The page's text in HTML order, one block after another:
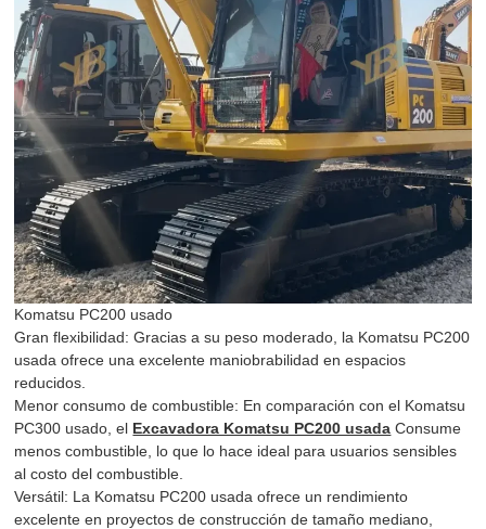
Komatsu PC200 usado
Gran flexibilidad: Gracias a su peso moderado, la Komatsu PC200
usada ofrece una excelente maniobrabilidad en espacios
reducidos.
Menor consumo de combustible: En comparación con el Komatsu
PC300 usado, el Excavadora Komatsu PC200 usada Consume
menos combustible, lo que lo hace ideal para usuarios sensibles
al costo del combustible.
Versátil: La Komatsu PC200 usada ofrece un rendimiento
excelente en proyectos de construcción de tamaño mediano,